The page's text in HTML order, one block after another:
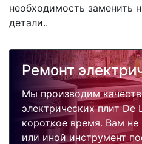
необходимость заменить
детали..
Ремонт
Мы производим
электрических плит De
короткое время. Вам не
или иной инструмент